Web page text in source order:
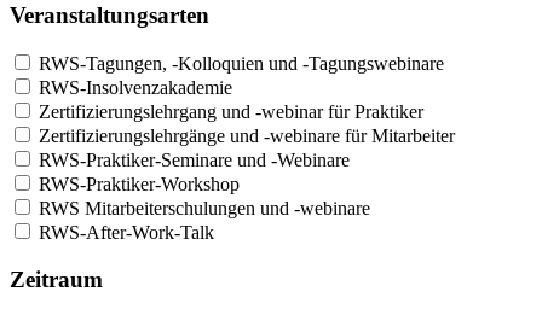
Veranstaltungsarten
RWS-Tagungen, -Kolloquien und -Tagungswebinare
RWS-Insolvenzakademie
Zertifizierungslehrgang und -webinar für Praktiker
Zertifizierungslehrgänge und -webinare für Mitarbeiter
RWS-Praktiker-Seminare und -Webinare
RWS-Praktiker-Workshop
RWS Mitarbeiterschulungen und -webinare
RWS-After-Work-Talk
Zeitraum